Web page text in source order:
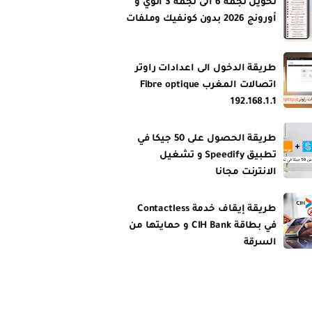
تحويل نجمة 6 الى نجمة 3 انوي و
أورونج 2026 بدون كونفيك وملفات
طريقة الدخول الى اعدادات راوتر
اتصالات المغرب Fibre optique
192.168.1.1
طريقة الحصول على 50 جيكا في
تطبيق Speedify و تشغيل
الانترنت مجانا
طريقة إيقاف خدمة Contactless
في بطاقة CIH Bank و حمايتها من
السرقة